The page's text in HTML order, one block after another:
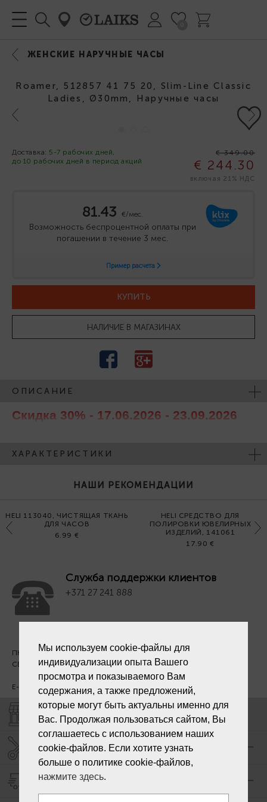
ЖЕНСКИЕ НАРУЧНЫЕ ЧАСЫ
Roamer, 512857 41 75 20, Slim-Line Classic
Ladies, Ø30mm, Наручные часы
Previous Next
Доставка: 5-7 рабочих дней,
до 10 рабочих дней в период акций
€ 349.00
€ 244.30
включая 21% НДС
КУПИТЬ
НАЛИЧИЕ В МАГАЗИНАХ
ОПИСАНИЕ
Скидка 30% - 17.06.2026 - 23.09.2026
ХАРАКТЕРИСТИКИ
НАШИ РЕКОМЕНДАЦИИ
Previous
HELI 113040, ЧИСТЯЩАЯ ТКАНЬ
ДЛЯ ЧАСОВ
6.99 €
HELI СРЕДСТВО ДЛЯ
ПОЛИРОВКИ ЮВЕЛИРНЫХ
ИЗДЕЛИЙ, 141061
17.90 €
Next
Служба поддержки клиентов
+371 27 241 888
ПН. - ПТ. 09:00 - 18:00
СБ - ВС - выходной
E-mail:
МАГАЗИНЫ "LAIKS"
СЕРВИС ЦЕНТР "LAIKS"
ДОСТАВКА
Мы используем cookie-файлы для
индивидуализации опыта Вашего
просмотра и показываемого Вам
содержания, а также предложений,
которые могут быть актуальны именно для
Вас. Продолжая пользоваться сайтом, Вы
соглашаетесь с использованием наших
cookie-файлов. Если хотите узнать
больше о политике cookie-файлов,
нажмите здесь.